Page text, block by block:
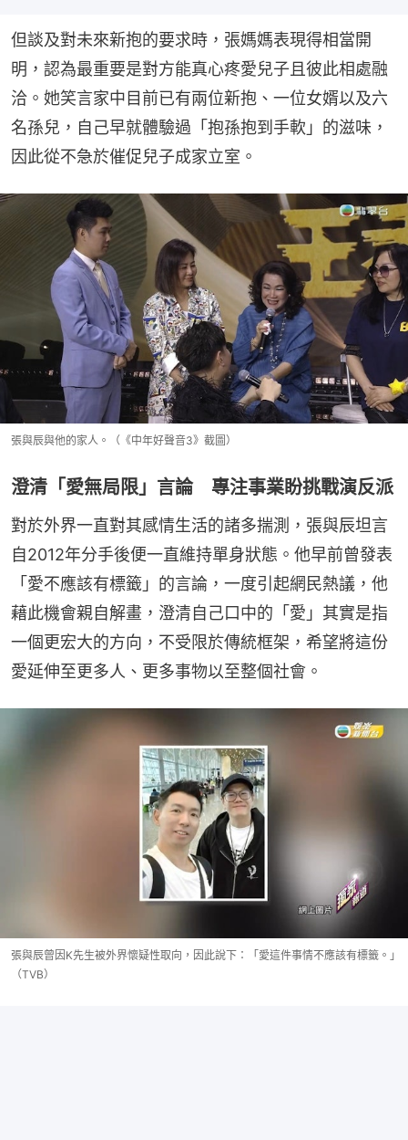
但談及對未來新抱的要求時，張媽媽表現得相當開
明，認為最重要是對方能真心疼愛兒子且彼此相處融
洽。她笑言家中目前已有兩位新抱、一位女婿以及六
名孫兒，自己早就體驗過「抱孫抱到手軟」的滋味，
因此從不急於催促兒子成家立室。
張與辰與他的家人。（《中年好聲音3》截圖）
澄清「愛無局限」言論 專注事業盼挑戰演反派
對於外界一直對其感情生活的諸多揣測，張與辰坦言
自2012年分手後便一直維持單身狀態。他早前曾發表
「愛不應該有標籤」的言論，一度引起網民熱議，他
藉此機會親自解畫，澄清自己口中的「愛」其實是指
一個更宏大的方向，不受限於傳統框架，希望將這份
愛延伸至更多人、更多事物以至整個社會。
張與辰曾因K先生被外界懷疑性取向，因此說下：「愛這件事情不應該有標籤。」
（TVB）